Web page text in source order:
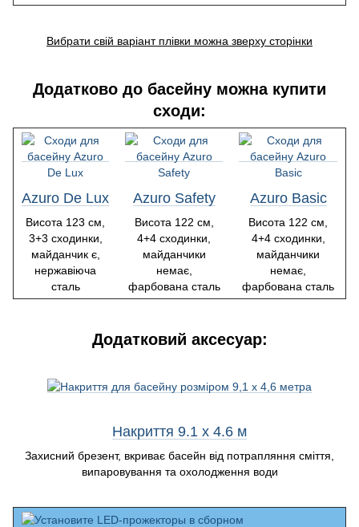
Вибрати свій варіант плівки можна зверху сторінки
Додатково до басейну можна купити
сходи:
Azuro De Lux
Висота 123 см,
3+3 сходинки,
майданчик є,
нержавіюча
сталь
Azuro Safety
Висота 122 см,
4+4 сходинки,
майданчики
немає,
фарбована сталь
Azuro Basic
Висота 122 см,
4+4 сходинки,
майданчики
немає,
фарбована сталь
Додатковий аксесуар:
Накриття 9.1 х 4.6 м
Захисний брезент, вкриває басейн від потрапляння сміття,
випаровування та охолодження води